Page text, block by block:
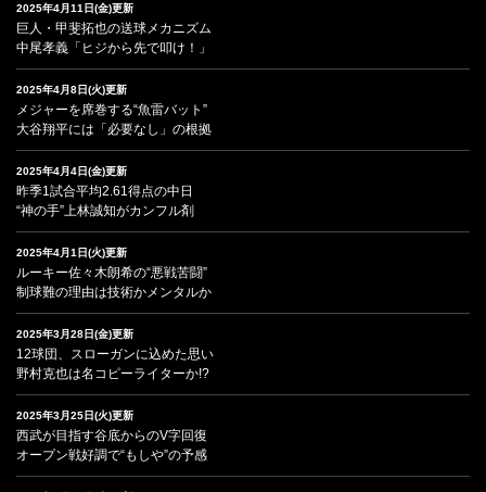
2025年4月11日(金)更新
巨人・甲斐拓也の送球メカニズム
中尾孝義「ヒジから先で叩け！」
2025年4月8日(火)更新
メジャーを席巻する“魚雷バット”
大谷翔平には「必要なし」の根拠
2025年4月4日(金)更新
昨季1試合平均2.61得点の中日
“神の手”上林誠知がカンフル剤
2025年4月1日(火)更新
ルーキー佐々木朗希の“悪戦苦闘”
制球難の理由は技術かメンタルか
2025年3月28日(金)更新
12球団、スローガンに込めた思い
野村克也は名コピーライターか!?
2025年3月25日(火)更新
西武が目指す谷底からのV字回復
オープン戦好調で“もしや”の予感